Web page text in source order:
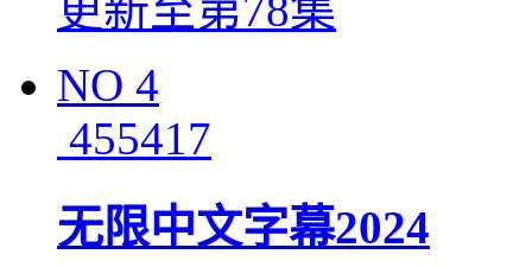
更新至第78集
NO 4
455417
无限中文字幕2024